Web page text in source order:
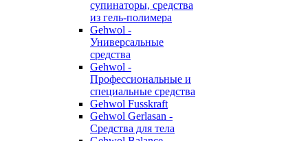
супинаторы, средства
из гель-полимера
Gehwol -
Универсальные
средства
Gehwol -
Профессиональные и
специальные средства
Gehwol Fusskraft
Gehwol Gerlasan -
Средства для тела